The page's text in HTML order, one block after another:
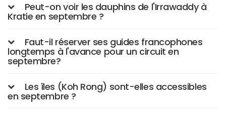
Peut-on voir les dauphins de l'Irrawaddy à
Kratie en septembre ?
Faut-il réserver ses guides francophones
longtemps à l'avance pour un circuit en
septembre?
Les îles (Koh Rong) sont-elles accessibles
en septembre ?